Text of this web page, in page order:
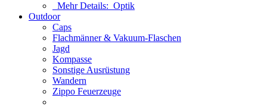
Mehr Details: Optik
Outdoor
Caps
Flachmänner & Vakuum-Flaschen
Jagd
Kompasse
Sonstige Ausrüstung
Wandern
Zippo Feuerzeuge